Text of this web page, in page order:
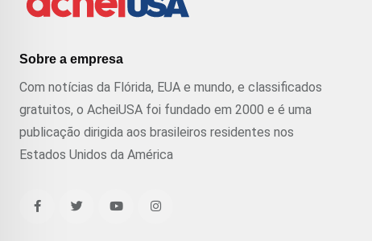
Sobre a empresa
Com notícias da Flórida, EUA e mundo, e classificados
gratuitos, o AcheiUSA foi fundado em 2000 e é uma
publicação dirigida aos brasileiros residentes nos
Estados Unidos da América